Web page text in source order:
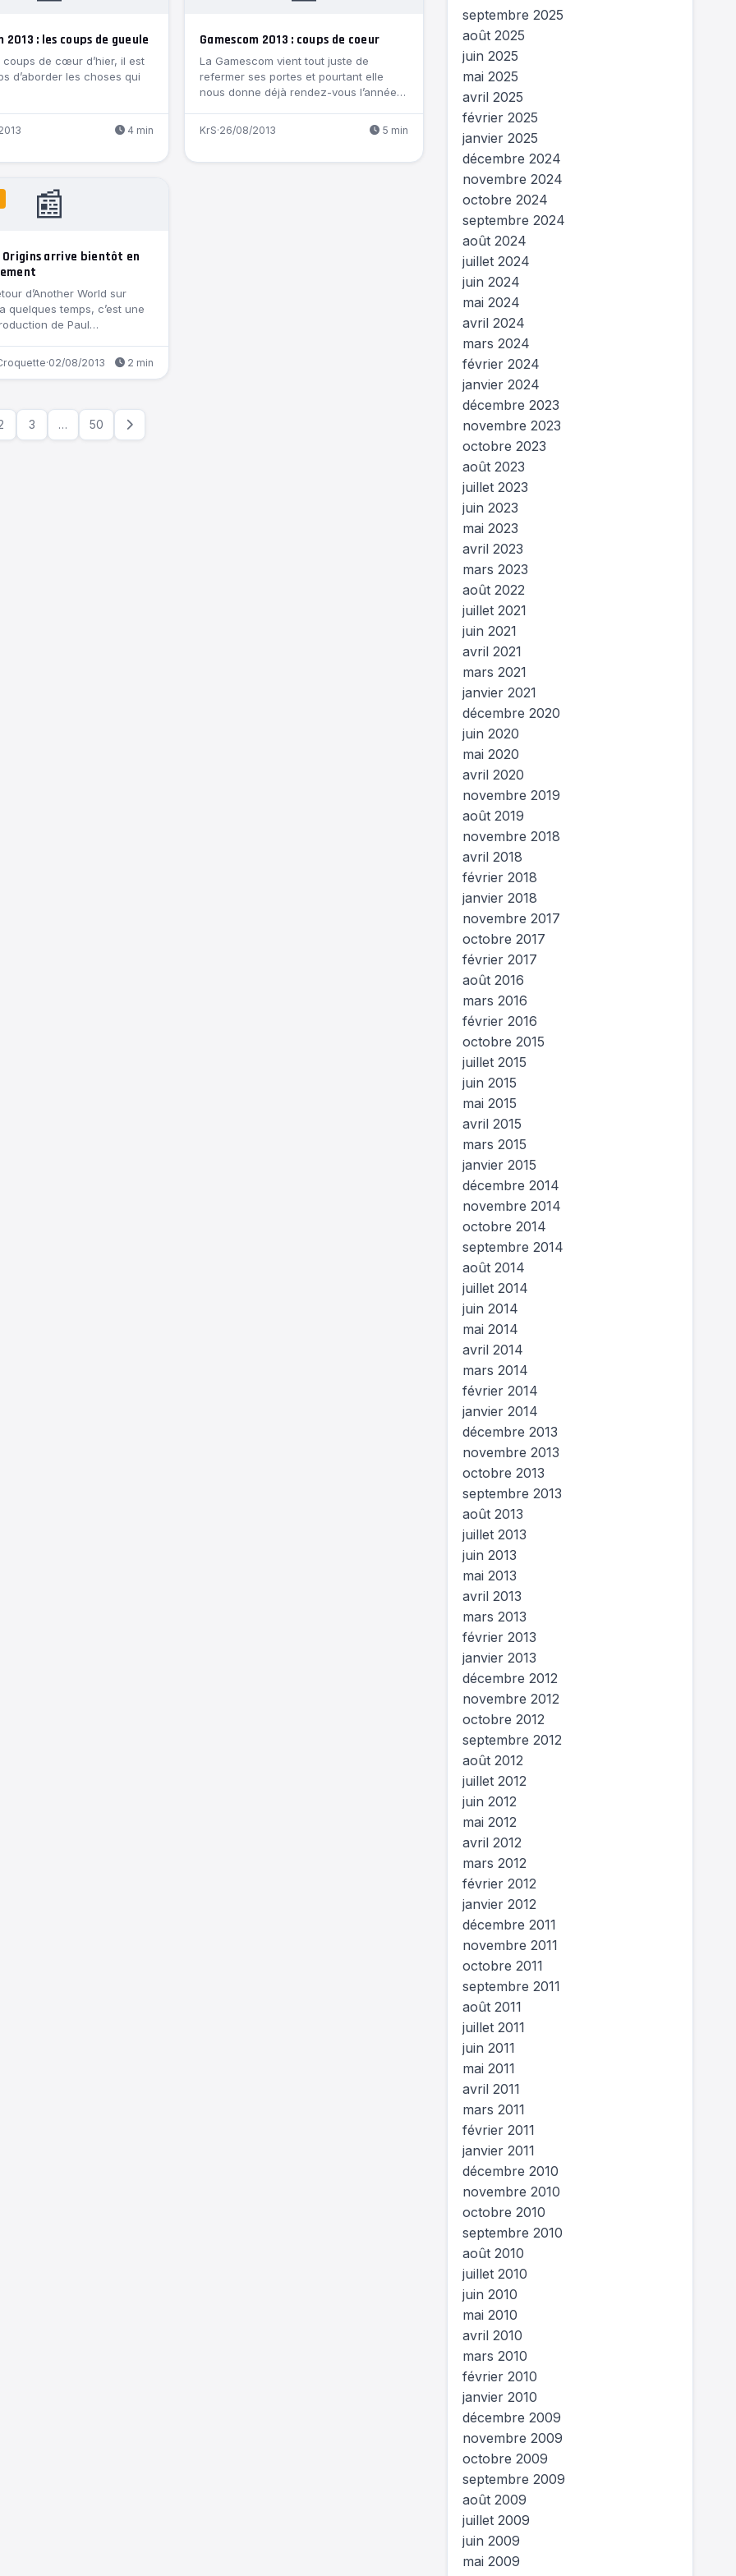
2013 : les coups de gueule
coups de cœur d’hier, il est
d’aborder les choses qui
4 min
Gamescom 2013 : coups de coeur
La ‎Gamescom vient tout juste de
refermer ses portes et pourtant elle
nous donne déjà rendez-vous l’année
KrS·26/08/2013 5 min
📰
Origins arrive bientôt en
d’Another World sur
quelques temps, c’est une
de Paul…
·02/08/2013 2 min
3 … 50
septembre 2025
août 2025
juin 2025
mai 2025
avril 2025
février 2025
janvier 2025
décembre 2024
novembre 2024
octobre 2024
septembre 2024
août 2024
juillet 2024
juin 2024
mai 2024
avril 2024
mars 2024
février 2024
janvier 2024
décembre 2023
novembre 2023
octobre 2023
août 2023
juillet 2023
juin 2023
mai 2023
avril 2023
mars 2023
août 2022
juillet 2021
juin 2021
avril 2021
mars 2021
janvier 2021
décembre 2020
juin 2020
mai 2020
avril 2020
novembre 2019
août 2019
novembre 2018
avril 2018
février 2018
janvier 2018
novembre 2017
octobre 2017
février 2017
août 2016
mars 2016
février 2016
octobre 2015
juillet 2015
juin 2015
mai 2015
avril 2015
mars 2015
janvier 2015
décembre 2014
novembre 2014
octobre 2014
septembre 2014
août 2014
juillet 2014
juin 2014
mai 2014
avril 2014
mars 2014
février 2014
janvier 2014
décembre 2013
novembre 2013
octobre 2013
septembre 2013
août 2013
juillet 2013
juin 2013
mai 2013
avril 2013
mars 2013
février 2013
janvier 2013
décembre 2012
novembre 2012
octobre 2012
septembre 2012
août 2012
juillet 2012
juin 2012
mai 2012
avril 2012
mars 2012
février 2012
janvier 2012
décembre 2011
novembre 2011
octobre 2011
septembre 2011
août 2011
juillet 2011
juin 2011
mai 2011
avril 2011
mars 2011
février 2011
janvier 2011
décembre 2010
novembre 2010
octobre 2010
septembre 2010
août 2010
juillet 2010
juin 2010
mai 2010
avril 2010
mars 2010
février 2010
janvier 2010
décembre 2009
novembre 2009
octobre 2009
septembre 2009
août 2009
juillet 2009
juin 2009
mai 2009